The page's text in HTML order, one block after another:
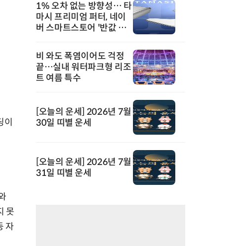
못
자
1% 오차 없는 방향성… 타
마시 프리미엄 퍼터, 네이
버 스마트스토어 '반값 할
비 와도 폭염이어도 걱정
끝…실내 워터파크형 리조
트 여름 특수
[오늘의 운세] 2026년 7월
30일 띠별 운세
[오늘의 운세] 2026년 7월
31일 띠별 운세